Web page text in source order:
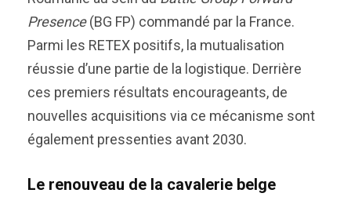
Presence(BG FP) commandé par la France.
Parmi les RETEX positifs, la mutualisation
réussie d’une partie de la logistique. Derrière
ces premiers résultats encourageants, de
nouvelles acquisitions via ce mécanisme sont
également pressenties avant 2030.
Le renouveau de la cavalerie belge